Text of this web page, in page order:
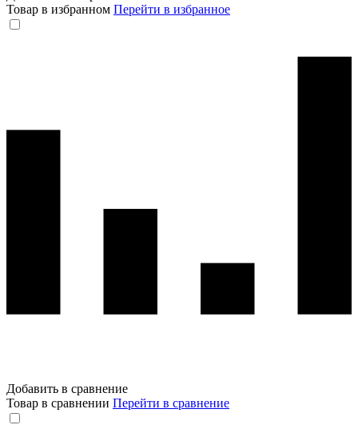
Товар в избранном Перейти в избранное
Добавить в сравнение
Товар в сравнении Перейти в сравнение